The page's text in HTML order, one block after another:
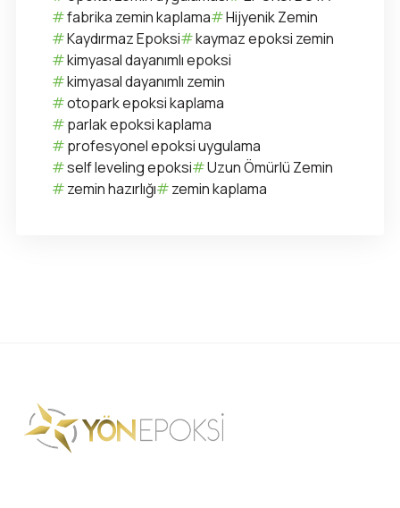
fabrika zemin kaplama
Hijyenik Zemin
Kaydırmaz Epoksi
kaymaz epoksi zemin
kimyasal dayanımlı epoksi
kimyasal dayanımlı zemin
otopark epoksi kaplama
parlak epoksi kaplama
profesyonel epoksi uygulama
self leveling epoksi
Uzun Ömürlü Zemin
zemin hazırlığı
zemin kaplama